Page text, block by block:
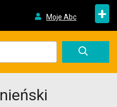
Moje Abc +